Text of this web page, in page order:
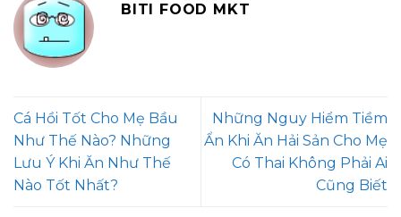
BITI FOOD MKT
Cá Hồi Tốt Cho Mẹ Bầu
Như Thế Nào? Những
Lưu Ý Khi Ăn Như Thế
Nào Tốt Nhất?
Những Nguy Hiểm Tiềm
Ẩn Khi Ăn Hải Sản Cho Mẹ
Có Thai Không Phải Ai
Cũng Biết